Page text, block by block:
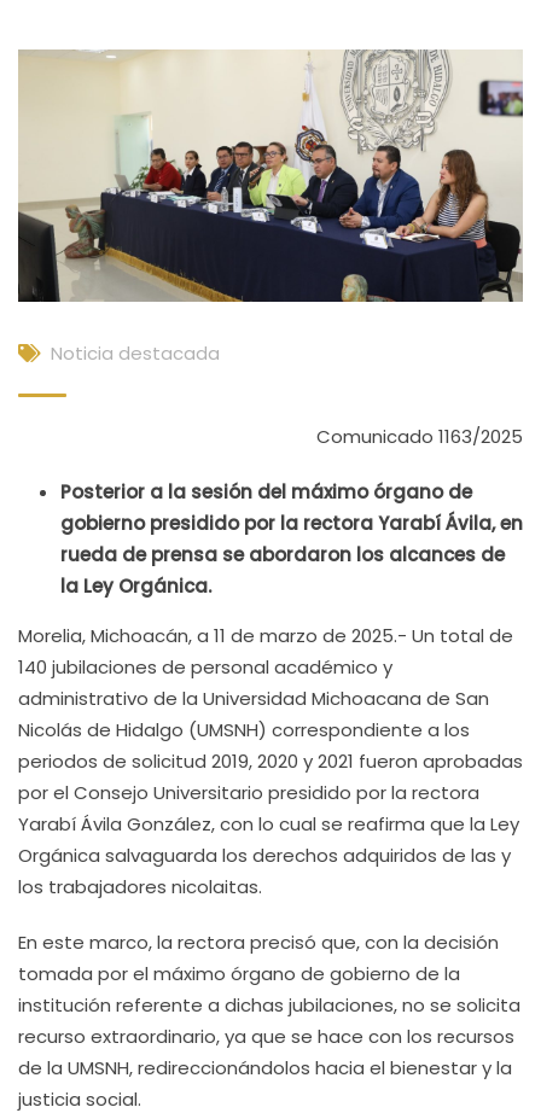
Noticia destacada
Comunicado 1163/2025
Posterior a la sesión del máximo órgano de
gobierno presidido por la rectora Yarabí Ávila, en
rueda de prensa se abordaron los alcances de
la Ley Orgánica.
Morelia, Michoacán, a 11 de marzo de 2025.- Un total de
140 jubilaciones de personal académico y
administrativo de la Universidad Michoacana de San
Nicolás de Hidalgo (UMSNH) correspondiente a los
periodos de solicitud 2019, 2020 y 2021 fueron aprobadas
por el Consejo Universitario presidido por la rectora
Yarabí Ávila González, con lo cual se reafirma que la Ley
Orgánica salvaguarda los derechos adquiridos de las y
los trabajadores nicolaitas.
En este marco, la rectora precisó que, con la decisión
tomada por el máximo órgano de gobierno de la
institución referente a dichas jubilaciones, no se solicita
recurso extraordinario, ya que se hace con los recursos
de la UMSNH, redireccionándolos hacia el bienestar y la
justicia social.